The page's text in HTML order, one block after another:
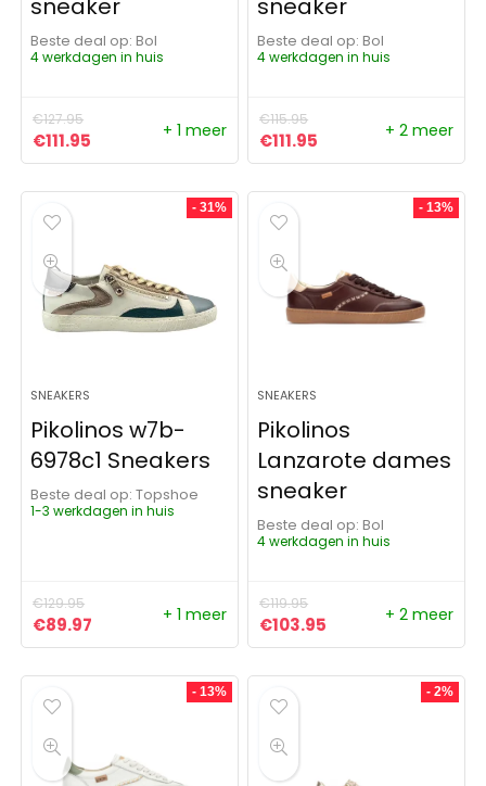
sneaker
Beste deal op:
Bol
4 werkdagen in huis
€127.95
Oorspronkelijke prijs was: €127.95.
€111.95 Huidige prijs is: €111.95.
+ 1 meer
sneaker
Beste deal op:
Bol
4 werkdagen in huis
€115.95
Oorspronkelijke prijs was:
€111.95 Huidige prijs is:
+ 2 meer
- 31%
SNEAKERS
Pikolinos w7b-
6978c1 Sneakers
Beste deal op:
Topshoe
1-3 werkdagen in huis
€129.95
Oorspronkelijke prijs was: €129.95.
€89.97 Huidige prijs is: €89.97.
+ 1 meer
- 13%
SNEAKERS
Pikolinos
Lanzarote dames
sneaker
Beste deal op:
Bol
4 werkdagen in huis
€119.95
Oorspronkelijke prijs was:
€103.95 Huidige prijs is:
+ 2 meer
- 13% - 2%